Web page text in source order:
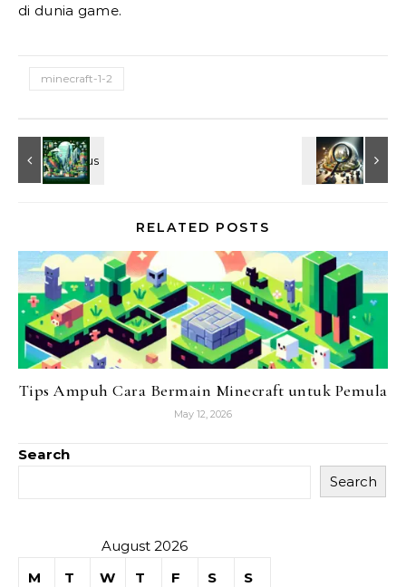
di dunia game.
minecraft-1-2
RELATED POSTS
Tips Ampuh Cara Bermain Minecraft untuk Pemula
May 12, 2026
Search
Search
August 2026
M
T W T F S S